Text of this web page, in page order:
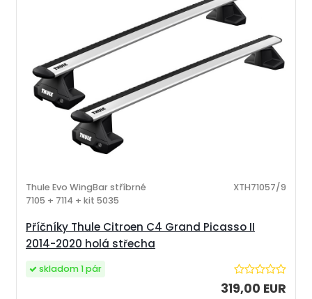
Příčníky Thule Citroen C4 Grand Picasso II
2014-2020 holá střecha
Thule Evo WingBar stříbrné
7105 + 7114 + kit 5035
XTH71057/9
319,00 EUR
skladom 1 pár